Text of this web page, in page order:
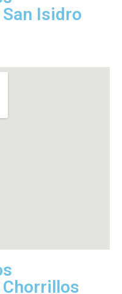
Isidro
Chorrillos